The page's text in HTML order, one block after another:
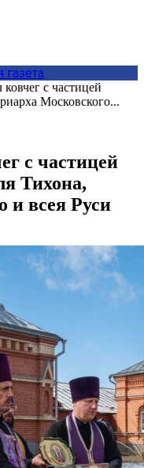
газета
с частицей
Московского...
с частицей
Тихона,
и всея Руси